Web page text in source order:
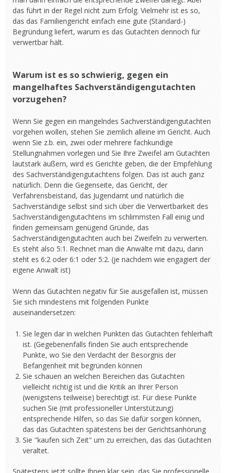
das führt in der Regel nicht zum Erfolg. Vielmehr ist es so,
das das Familiengericht einfach eine gute (Standard-)
Begründung liefert, warum es das Gutachten dennoch für
verwertbar hält.
Warum ist es so schwierig, gegen ein
mangelhaftes Sachverständigengutachten
vorzugehen?
Wenn Sie gegen ein mangelndes Sachverständigengutachten
vorgehen wollen, stehen Sie ziemlich alleine im Gericht. Auch
wenn Sie z.b. ein, zwei oder mehrere fachkundige
Stellungnahmen vorlegen und Sie Ihre Zweifel am Gutachten
lautstark äußern, wird es Gerichte geben, die der Empfehlung
des Sachverständigengutachtens folgen. Das ist auch ganz
natürlich. Denn die Gegenseite, das Gericht, der
Verfahrensbeistand, das Jugendamt und natürlich die
Sachverständige selbst sind sich über die Verwertbarkeit des
Sachverständigengutachtens im schlimmsten Fall einig und
finden gemeinsam genügend Gründe, das
Sachverständigengutachten auch bei Zweifeln zu verwerten.
Es steht also 5:1. Rechnet man die Anwälte mit dazu, dann
steht es 6:2 oder 6:1 oder 5:2. (je nachdem wie engagiert der
eigene Anwalt ist)
Wenn das Gutachten negativ für Sie ausgefallen ist, müssen
Sie sich mindestens mit folgenden Punkte
auseinandersetzen:
Sie legen dar in welchen Punkten das Gutachten fehlerhaft
ist. (Gegebenenfalls finden Sie auch entsprechende
Punkte, wo Sie den Verdacht der Besorgnis der
Befangenheit mit begründen können
Sie schauen an welchen Bereichen das Gutachten
vielleicht richtig ist und die Kritik an Ihrer Person
(wenigstens teilweise) berechtigt ist. Für diese Punkte
suchen Sie (mit professioneller Unterstützung)
entsprechende Hilfen, so das Sie dafür sorgen können,
das das Gutachten spätestens bei der Gerichtsanhörung
Sie "kaufen sich Zeit" um zu erreichen, das das Gutachten
veraltet.